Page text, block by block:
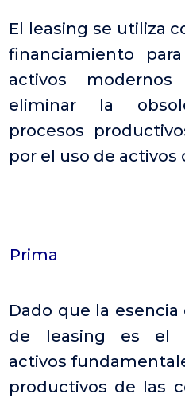
El leasing se utiliza
financiamiento
activos
eliminar la
procesos
por el uso de activos
Prima
Dado que la
de leasing es el
activos
productivos de las